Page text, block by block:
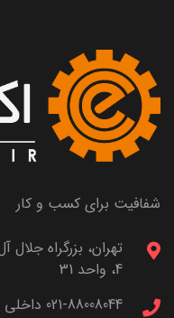
شفافیت برای کسب و کار
4، واحد 31
021-88008044 داخلی 4